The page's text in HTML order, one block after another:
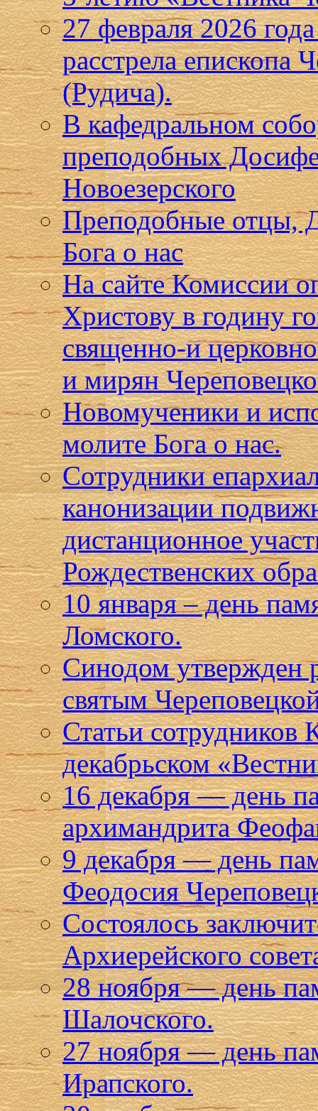
27 февраля 2026
расстрела епископа
(Рудича).
В кафедральном
преподобных
Новоезерского
Преподобные отцы,
Бога о нас
На сайте Комиссии
Христову в годину
священно-и
и мирян
Новомученики и
молите Бога о нас.
Сотрудники
канонизации
дистанционное
Рождественских
10 января – день
Ломского.
Синодом утвержден
святым
Статьи сотрудников
декабрьском
16 декабря — день
архимандрита
9 декабря — день
Феодосия
Состоялось
Архиерейского
28 ноября — день
Шалочского.
27 ноября — день
Ирапского.